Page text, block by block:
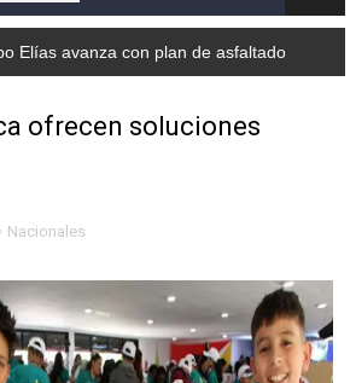
Mérida instalará mesa de trabajo con
muestra sus avances en visita
de Nutrición celebra Semana
Elías avanza con plan de asfaltado
ofrecen soluciones
Nacionales